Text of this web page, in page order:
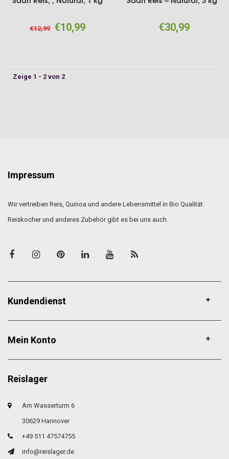
€12,99 €10,99 €30,99
Zeige 1 - 2 von 2
Impressum
Wir vertreiben Reis, Quinoa und andere Lebensmittel in Bio Qualität.
Reiskocher und anderes Zubehör gibt es bei uns auch.
Kundendienst
Mein Konto
Reislager
Am Wasserturm 6
30629 Hannover
+49 511 47574755
info@reislager.de